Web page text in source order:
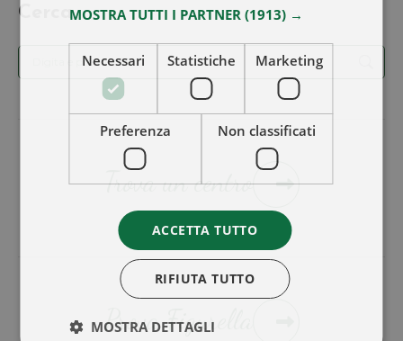
Cerca
Trova un centro
Prova Figurella
MOSTRA TUTTI I PARTNER(1913) →
Necessari Statistiche Marketing
Preferenza Non classificati
ACCETTA TUTTO
RIFIUTA TUTTO
MOSTRA DETTAGLI